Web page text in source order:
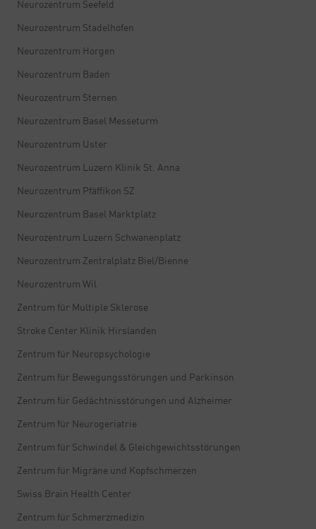
Neurozentrum Seefeld
Neurozentrum Stadelhofen
Neurozentrum Horgen
Neurozentrum Baden
Neurozentrum Sternen
Neurozentrum Basel Messeturm
Neurozentrum Uster
Neurozentrum Luzern Klinik St. Anna
Neurozentrum Pfäffikon SZ
Neurozentrum Basel Marktplatz
Neurozentrum Luzern Schwanenplatz
Neurozentrum Zentralplatz Biel/Bienne
Neurozentrum Wil
Zentrum für Multiple Sklerose
Stroke Center Klinik Hirslanden
Zentrum für Neuropsychologie
Zentrum für Bewegungsstörungen und Parkinson
Zentrum für Gedächtnisstörungen und Alzheimer
Zentrum für Neurogeriatrie
Zentrum für Schwindel & Gleichgewichtsstörungen
Zentrum für Migräne und Kopfschmerzen
Swiss Brain Health Center
Zentrum für Schmerzmedizin